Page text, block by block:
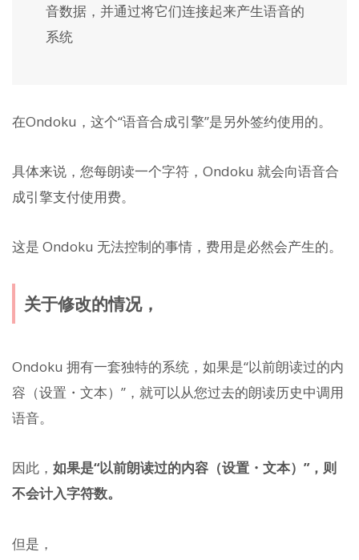
音数据，并通过将它们连接起来产生语音的
系统
在Ondoku，这个“语音合成引擎”是另外签约使用的。
具体来说，您每朗读一个字符，Ondoku 就会向语音合
成引擎支付使用费。
这是 Ondoku 无法控制的事情，费用是必然会产生的。
关于修改的情况，
Ondoku 拥有一套独特的系统，如果是“以前朗读过的内
容（设置・文本）”，就可以从您过去的朗读历史中调用
语音。
因此， 如果是“以前朗读过的内容（设置・文本）”，则
不会计入字符数。
但是，